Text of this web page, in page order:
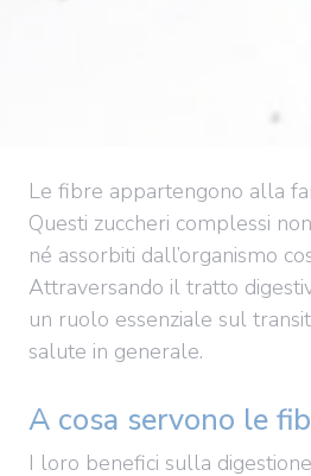
Le fibre appartengono alla
Questi zuccheri complessi
né assorbiti dall’organismo
Attraversando il tratto
un ruolo essenziale sul
salute in generale.
A cosa servono le
I loro benefici sulla